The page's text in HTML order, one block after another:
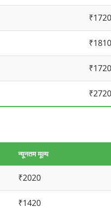
₹1720
₹1810
₹1720
₹2720
न्यूनतम मूल्य
₹2020
₹1420